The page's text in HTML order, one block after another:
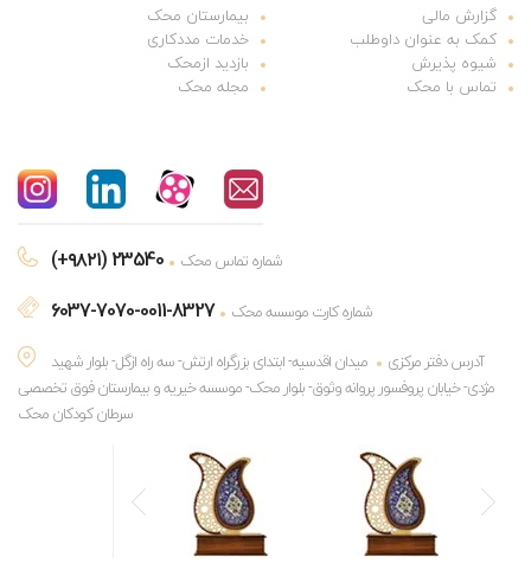
گزارش مالی
بیمارستان محک
کمک به عنوان داوطلب
خدمات مددکاری
شیوه پذیرش
بازدید ازمحک
تماس با محک
مجله محک
(+۹۸۲۱) 23540 شماره تماس محک
6037-7070-0011-8327
شماره کارت موسسه محک
آدرس دفتر مرکزی
میدان اقدسیه- ابتدای بزرگراه ارتش- سه راه ازگل- بلوار شهید
مژدی- خیابان پروفسور پروانه وثوق- بلوار محک- موسسه خیریه و بیمارستان فوق تخصصی
سرطان کودکان محک